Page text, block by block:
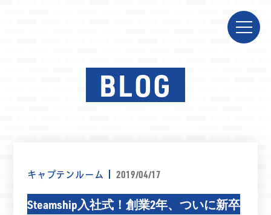
BLOG
キャプテンルーム 2019/04/17
Steamship入社式！創業2年、ついに新卒